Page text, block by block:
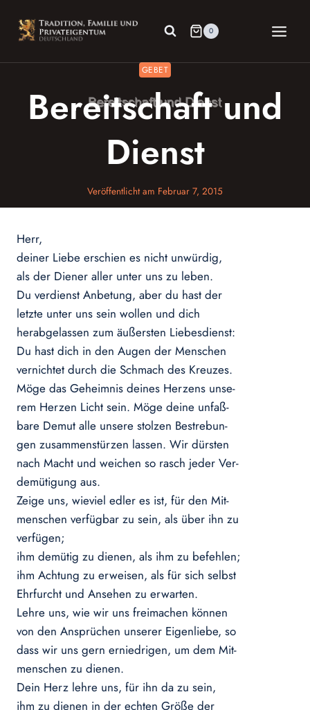
Inhalt
springen
0
GEBET
Bereitschaft und
Dienst
Veröffentlicht am Februar 7, 2015
Herr,
deiner Liebe erschien es nicht unwürdig,
als der Diener aller unter uns zu leben.
Du verdienst Anbetung, aber du hast der
letzte unter uns sein wollen und dich
herabgelassen zum äußersten Liebesdienst:
Du hast dich in den Augen der Menschen
vernichtet durch die Schmach des Kreuzes.
Möge das Geheimnis deines Herzens unse-
rem Herzen Licht sein. Möge deine unfaß-
bare Demut alle unsere stolzen Bestrebun-
gen zusammenstürzen lassen. Wir dürsten
nach Macht und weichen so rasch jeder Ver-
demütigung aus.
Zeige uns, wieviel edler es ist, für den Mit-
menschen verfügbar zu sein, als über ihn zu
verfügen;
ihm demütig zu dienen, als ihm zu befehlen;
ihm Achtung zu erweisen, als für sich selbst
Ehrfurcht und Ansehen zu erwarten.
Lehre uns, wie wir uns freimachen können
von den Ansprüchen unserer Eigenliebe, so
dass wir uns gern erniedrigen, um dem Mit-
menschen zu dienen.
Dein Herz lehre uns, für ihn da zu sein,
ihm zu dienen in der echten Größe der